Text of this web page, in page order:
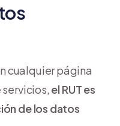
cualquier página
el RUT es
de los datos